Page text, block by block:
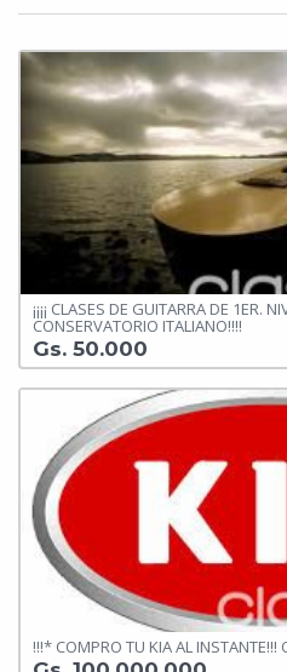
¡¡¡¡ CLASES DE GUITARRA DE 1ER.
CONSERVATORIO ITALIANO!!!!
Gs. 50.000
!!!* COMPRO TU KIA AL INSTANTE!!!